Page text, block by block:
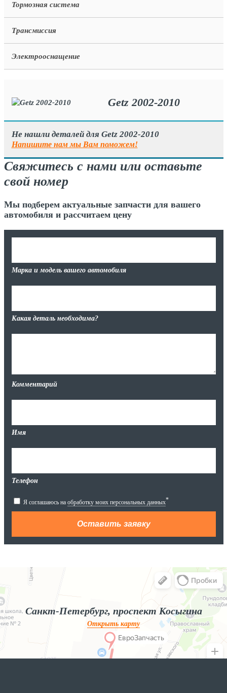
Тормозная система
Трансмиссия
Электрооснащение
Getz 2002-2010
Не нашли деталей для Getz 2002-2010
Напишите нам мы Вам поможем!
Свяжитесь с нами или оставьте
свой номер
Мы подберем актуальные запчасти для вашего
автомобиля и рассчитаем цену
Марка и модель вашего автомобиля
Какая деталь необходима?
Комментарий
Имя
Телефон
Я соглашаюсь на обработку моих персональных данных*
Яндекс.Карты
Яндекс.Карты — поиск мест и адресов, городской транспорт
Санкт-Петербург, проспект Косыгина
Открыть карту